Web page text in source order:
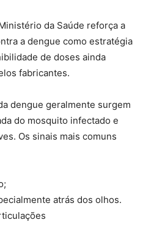
da Saúde reforça a
a dengue como estratégia
de doses ainda
fabricantes.
dengue geralmente surgem
do mosquito infectado e
Os sinais mais comuns
atrás dos olhos.